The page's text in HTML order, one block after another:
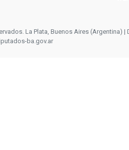
La Plata, Buenos Aires (Argentina) |
ba.gov.ar